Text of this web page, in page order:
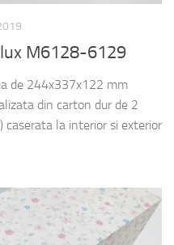
M6128-6129
de 244x337x122 mm
din carton dur de 2
caserata la interior si exterior